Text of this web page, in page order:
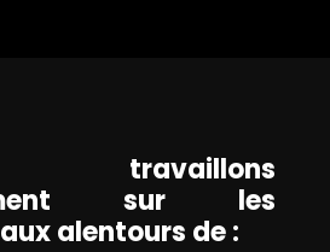
sur les
alentours de :